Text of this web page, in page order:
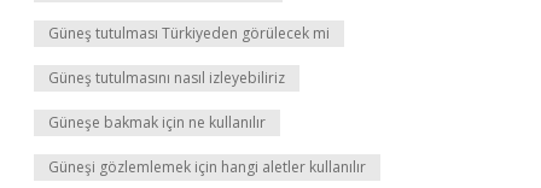
Güneş tutulması Türkiyeden görülecek mi
Güneş tutulmasını nasıl izleyebiliriz
Güneşe bakmak için ne kullanılır
Güneşi gözlemlemek için hangi aletler kullanılır